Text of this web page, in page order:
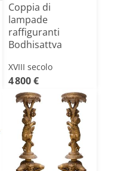
Coppia di
lampade
raffiguranti
Bodhisattva
XVIII secolo
4 800 €